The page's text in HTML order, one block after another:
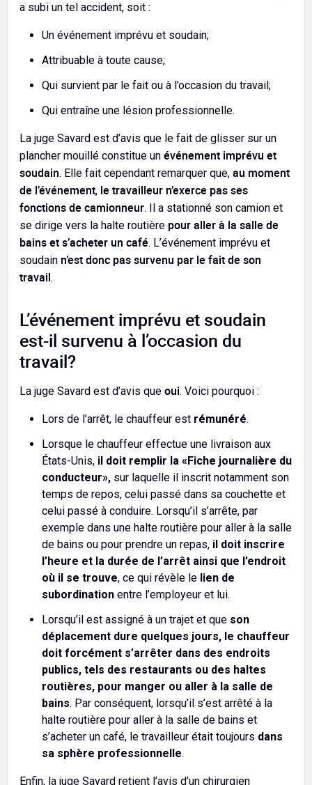
a subi un tel accident, soit :
Un événement imprévu et soudain;
Attribuable à toute cause;
Qui survient par le fait ou à l’occasion du travail;
Qui entraîne une lésion professionnelle.
La juge Savard est d’avis que le fait de glisser sur un
plancher mouillé constitue un événement imprévu et
soudain. Elle fait cependant remarquer que, au moment
de l’événement, le travailleur n’exerce pas ses
fonctions de camionneur. Il a stationné son camion et
se dirige vers la halte routière pour aller à la salle de
bains et s’acheter un café. L’événement imprévu et
soudain n’est donc pas survenu par le fait de son
travail.
L’événement imprévu et soudain
est-il survenu à l’occasion du
travail?
La juge Savard est d’avis que oui. Voici pourquoi :
Lors de l’arrêt, le chauffeur est rémunéré.
Lorsque le chauffeur effectue une livraison aux
États-Unis, il doit remplir la «Fiche journalière du
conducteur», sur laquelle il inscrit notamment son
temps de repos, celui passé dans sa couchette et
celui passé à conduire. Lorsqu’il s’arrête, par
exemple dans une halte routière pour aller à la salle
de bains ou pour prendre un repas, il doit inscrire
l’heure et la durée de l’arrêt ainsi que l’endroit
où il se trouve, ce qui révèle le lien de
subordination entre l’employeur et lui.
Lorsqu’il est assigné à un trajet et que son
déplacement dure quelques jours, le chauffeur
doit forcément s’arrêter dans des endroits
publics, tels des restaurants ou des haltes
routières, pour manger ou aller à la salle de
bains. Par conséquent, lorsqu’il s’est arrêté à la
halte routière pour aller à la salle de bains et
s’acheter un café, le travailleur était toujours dans
sa sphère professionnelle.
Enfin, la juge Savard retient l’avis d’un chirurgien